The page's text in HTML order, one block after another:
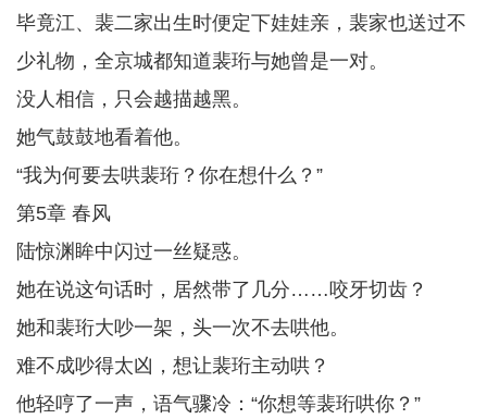
毕竟江、裴二家出生时便定下娃娃亲，裴家也送过不
少礼物，全京城都知道裴珩与她曾是一对。
没人相信，只会越描越黑。
她气鼓鼓地看着他。
“我为何要去哄裴珩？你在想什么？”
第5章 春风
陆惊渊眸中闪过一丝疑惑。
她在说这句话时，居然带了几分……咬牙切齿？
她和裴珩大吵一架，头一次不去哄他。
难不成吵得太凶，想让裴珩主动哄？
他轻哼了一声，语气骤冷：“你想等裴珩哄你？”